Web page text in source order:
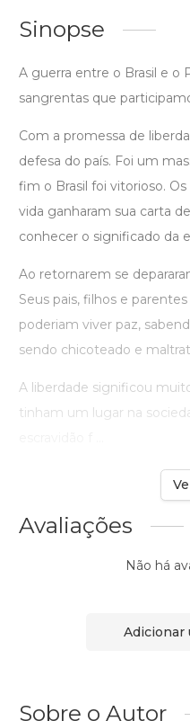
Sinopse
A guerra entre o Brasil e o
sangrentas que
Com a promessa de
defesa do país. Foi um
fim o Brasil foi vitorioso.
vida ganharam sua carta
conhecer o significado da
Ao retornarem se
Seus pais, filhos e
poderiam viver paz,
sendo chicoteado e
A liberdade significou
tinham um lugar na
Avaliações
Não há
Adicionar
Sobre o Autor